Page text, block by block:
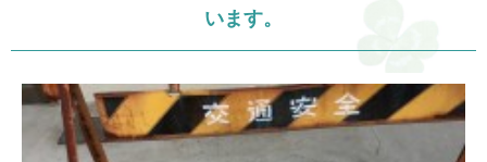
います。